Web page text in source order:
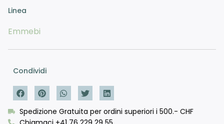
Linea
Emmebi
Condividi
Spedizione Gratuita per ordini superiori i 500.- CHF